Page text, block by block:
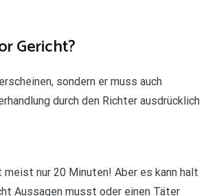
Gericht?
sondern er muss auch
durch den Richter ausdrücklich
nur 20 Minuten! Aber es kann halt
Aussagen musst oder einen Täter